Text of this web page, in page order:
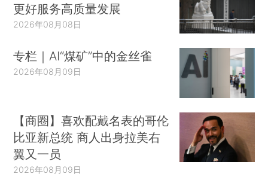
更好服务高质量发展
2026年08月08日
专栏｜AI“煤矿”中的金丝雀
2026年08月09日
【商圈】喜欢配戴名表的哥伦
比亚新总统 商人出身拉美右
翼又一员
2026年08月09日